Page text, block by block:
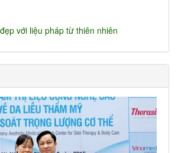
với liệu pháp từ thiên nhiên